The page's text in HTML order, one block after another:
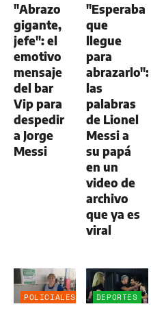
"Abrazo
gigante,
jefe": el
emotivo
mensaje
del bar
Vip para
despedir
a Jorge
Messi
"Esperaba
que
llegue
para
abrazarlo":
las
palabras
de Lionel
Messi a
su papá
en un
video de
archivo
que ya es
viral
POLICIALES DEPORTES